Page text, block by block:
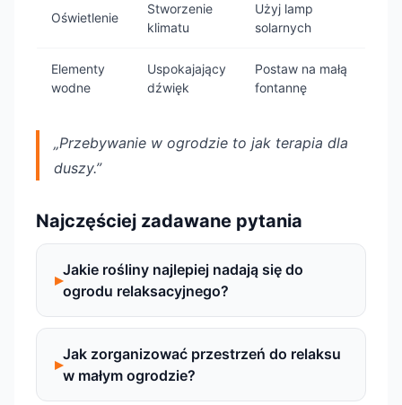
Oświetlenie
Stworzenie
klimatu
Użyj lamp
solarnych
Elementy
wodne
Uspokajający
dźwięk
Postaw na małą
fontannę
„Przebywanie w ogrodzie to jak terapia dla
duszy.”
Najczęściej zadawane pytania
Jakie rośliny najlepiej nadają się do
ogrodu relaksacyjnego?
Jak zorganizować przestrzeń do relaksu
w małym ogrodzie?